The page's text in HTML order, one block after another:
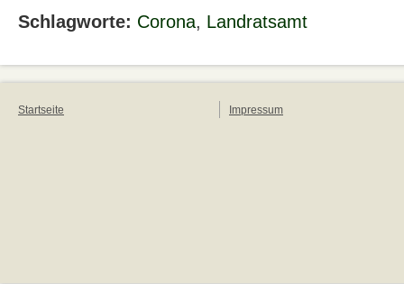
Schlagworte: Corona, Landratsamt
Startseite Impressum